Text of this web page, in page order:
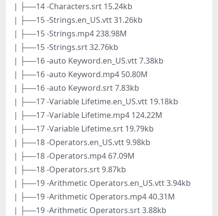
| ├──14 -Characters.srt 15.24kb
| ├──15 -Strings.en_US.vtt 31.26kb
| ├──15 -Strings.mp4 238.98M
| ├──15 -Strings.srt 32.76kb
| ├──16 -auto Keyword.en_US.vtt 7.38kb
| ├──16 -auto Keyword.mp4 50.80M
| ├──16 -auto Keyword.srt 7.83kb
| ├──17 -Variable Lifetime.en_US.vtt 19.18kb
| ├──17 -Variable Lifetime.mp4 124.22M
| ├──17 -Variable Lifetime.srt 19.79kb
| ├──18 -Operators.en_US.vtt 9.98kb
| ├──18 -Operators.mp4 67.09M
| ├──18 -Operators.srt 9.87kb
| ├──19 -Arithmetic Operators.en_US.vtt 3.94kb
| ├──19 -Arithmetic Operators.mp4 40.31M
| ├──19 -Arithmetic Operators.srt 3.88kb